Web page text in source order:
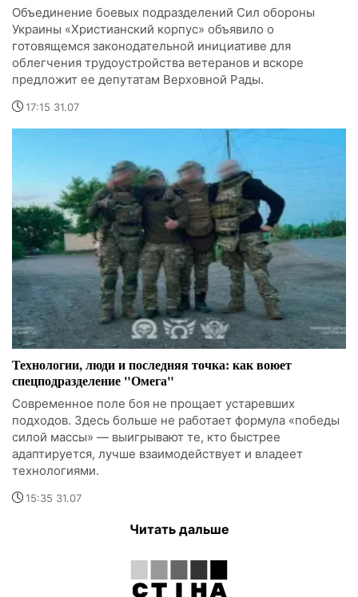
Объединение боевых подразделений Сил обороны
Украины «Христианский корпус» объявило о
готовящемся законодательной инициативе для
облегчения трудоустройства ветеранов и вскоре
предложит ее депутатам Верховной Рады.
17:15 31.07
Технологии, люди и последняя точка: как воюет
спецподразделение "Омега"
Современное поле боя не прощает устаревших
подходов. Здесь больше не работает формула «победы
силой массы» — выигрывают те, кто быстрее
адаптируется, лучше взаимодействует и владеет
технологиями.
15:35 31.07
Читать дальше